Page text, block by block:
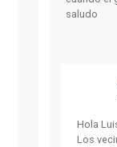
saludo
Hola
Los